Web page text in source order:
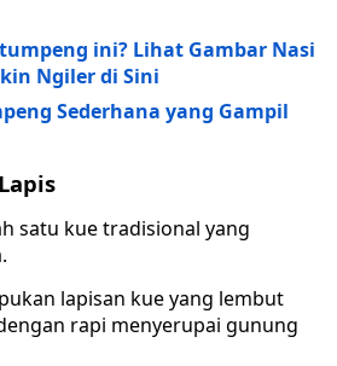
ini? Lihat Gambar Nasi
Ngiler di Sini
Sederhana yang Gampil
satu kue tradisional yang
lapisan kue yang lembut
rapi menyerupai gunung